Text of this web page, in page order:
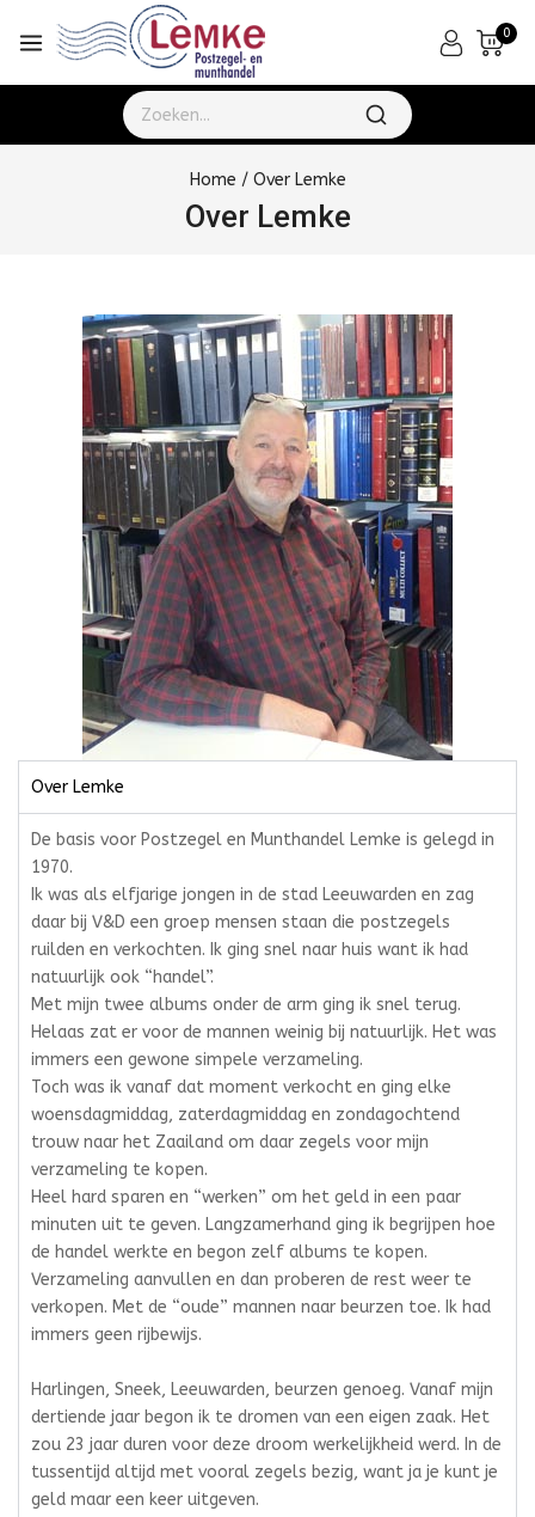
0
Home / Over Lemke
Over Lemke
Over Lemke
De basis voor Postzegel en Munthandel Lemke is gelegd in
1970.
Ik was als elfjarige jongen in de stad Leeuwarden en zag
daar bij V&D een groep mensen staan die postzegels
ruilden en verkochten. Ik ging snel naar huis want ik had
natuurlijk ook “handel”.
Met mijn twee albums onder de arm ging ik snel terug.
Helaas zat er voor de mannen weinig bij natuurlijk. Het was
immers een gewone simpele verzameling.
Toch was ik vanaf dat moment verkocht en ging elke
woensdagmiddag, zaterdagmiddag en zondagochtend
trouw naar het Zaailand om daar zegels voor mijn
verzameling te kopen.
Heel hard sparen en “werken” om het geld in een paar
minuten uit te geven. Langzamerhand ging ik begrijpen hoe
de handel werkte en begon zelf albums te kopen.
Verzameling aanvullen en dan proberen de rest weer te
verkopen. Met de “oude” mannen naar beurzen toe. Ik had
immers geen rijbewijs.
Harlingen, Sneek, Leeuwarden, beurzen genoeg. Vanaf mijn
dertiende jaar begon ik te dromen van een eigen zaak. Het
zou 23 jaar duren voor deze droom werkelijkheid werd. In de
tussentijd altijd met vooral zegels bezig, want ja je kunt je
geld maar een keer uitgeven.